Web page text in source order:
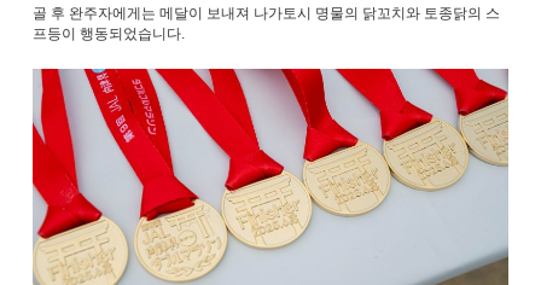
골 후 완주자에게는 메달이 보내져 나가토시 명물의 닭꼬치와 토종닭의 스
프등이 행동되었습니다.